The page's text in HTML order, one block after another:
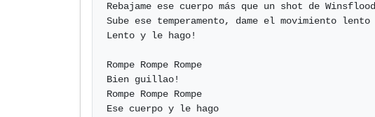
Rebajame ese cuerpo más que un shot de Winsflood
Sube ese temperamento, dame el movimiento lento
Lento y le hago!
Rompe Rompe Rompe
Bien guillao!
Rompe Rompe Rompe
Ese cuerpo y le hago